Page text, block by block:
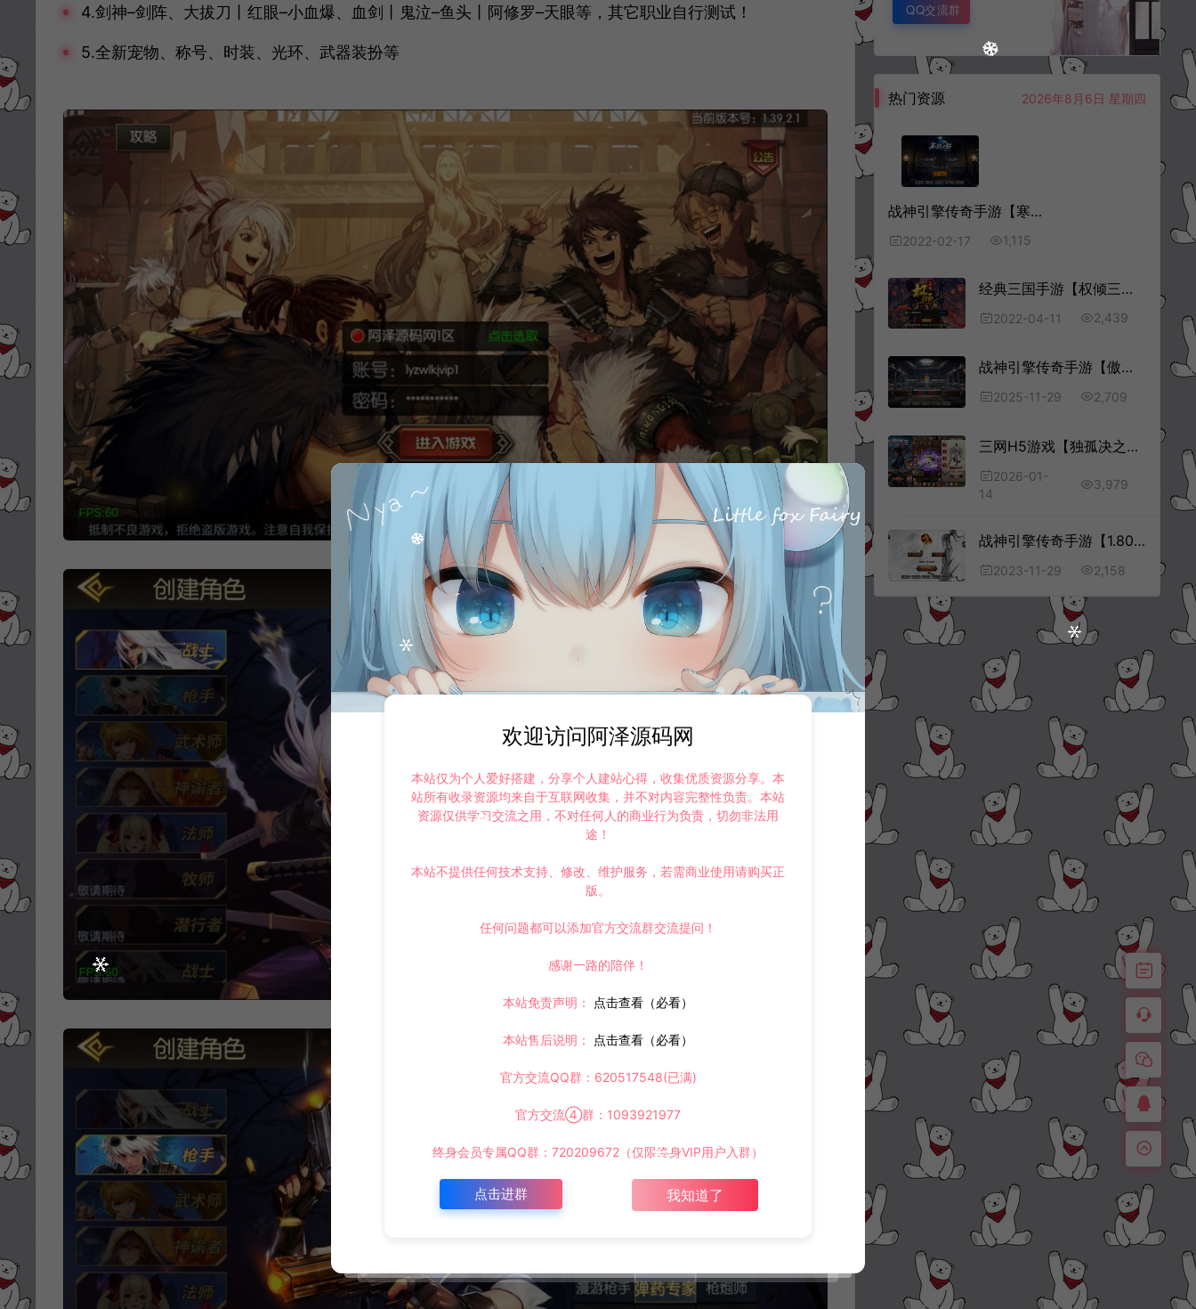
4.剑神–剑阵、大拔刀丨红眼–小血爆、血剑丨鬼泣–鱼头丨阿修罗–天眼等，其它职业自行测试！
5.全新宠物、称号、时装、光环、武器装扮等
QQ交流群
热门资源 2026年8月6日 星期四
战神引擎传奇手游【寒刀沉默白猪耐玩版】2月最新整理Win半手工服务端+充值后台+授权后台+安卓苹果双端
2022-02-17 1,115
经典三国手游【权倾三国绿魔神将版】4月最新整理Win一键服务端+GM授权后台+安卓+详细搭建教程
2022-04-11 2,439
战神引擎传奇手游【傲天冰雪40大陆单职业第二季[白猪3.1]】11月最新整理Win一键服务端+GM授权后台+安卓+详细搭建教程+视频教程
2025-11-29 2,709
三网H5游戏【独孤决之叱咤风云H5】1月最新整理Win一键服务端+全套源码+CDK授权后台+简易安卓客户端+详细搭建教程+视频教程
2026-01-
14
3,979
战神引擎传奇手游【1.80初心复古战神终极三职业[白猪3.1]】11月最新整理Win一键服务端+GM授权后台+安卓苹果双端+详细搭建教程+视频教程
2023-11-29 2,158
欢迎访问阿泽源码网
本站仅为个人爱好搭建，分享个人建站心得，收集优质资源分享。本
站所有收录资源均来自于互联网收集，并不对内容完整性负责。本站
资源仅供学习交流之用，不对任何人的商业行为负责，切勿非法用
途！
本站不提供任何技术支持、修改、维护服务，若需商业使用请购买正
版。
任何问题都可以添加官方交流群交流提问！
感谢一路的陪伴！
本站免责声明： 点击查看（必看）
本站售后说明： 点击查看（必看）
官方交流QQ群：620517548(已满)
官方交流④群：1093921977
终身会员专属QQ群：720209672（仅限终身VIP用户入群）
点击进群 我知道了